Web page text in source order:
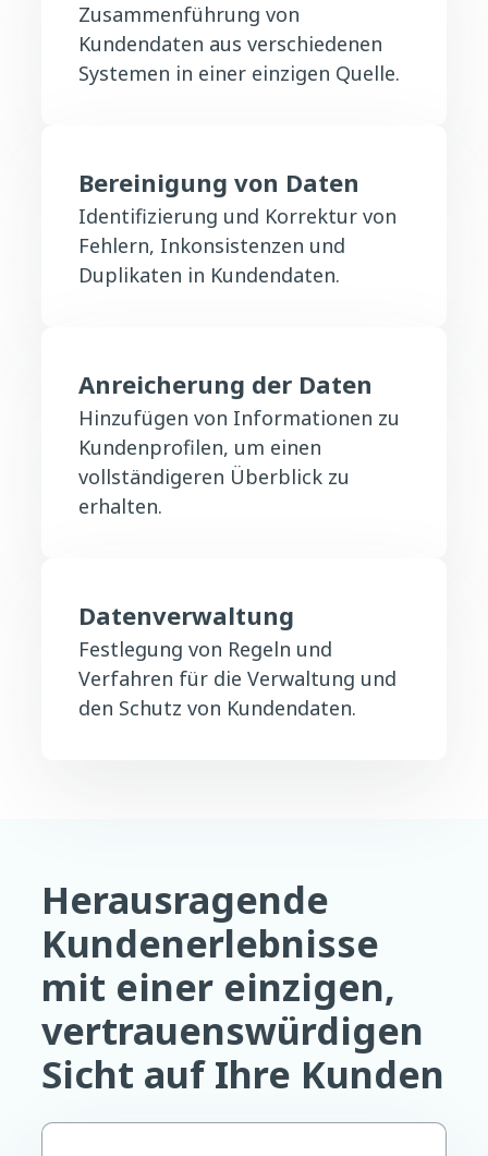
Zusammenführung von
Kundendaten aus verschiedenen
Systemen in einer einzigen Quelle.
Bereinigung von Daten
Identifizierung und Korrektur von
Fehlern, Inkonsistenzen und
Duplikaten in Kundendaten.
Anreicherung der Daten
Hinzufügen von Informationen zu
Kundenprofilen, um einen
vollständigeren Überblick zu
erhalten.
Datenverwaltung
Festlegung von Regeln und
Verfahren für die Verwaltung und
den Schutz von Kundendaten.
Herausragende
Kundenerlebnisse
mit einer einzigen,
vertrauenswürdigen
Sicht auf Ihre Kunden